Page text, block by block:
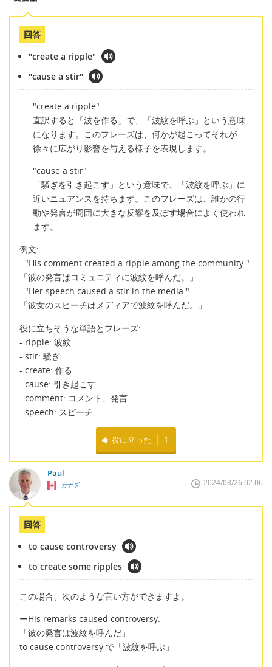
回答
"create a ripple"
"cause a stir"
"create a ripple"
直訳すると「波を作る」で、「波紋を呼ぶ」という意味
になります。このフレーズは、何かが起こってそれが
徐々に広がり影響を与える様子を表現します。
"cause a stir"
「騒ぎを引き起こす」という意味で、「波紋を呼ぶ」に
近いニュアンスを持ちます。このフレーズは、誰かの行
動や発言が周囲に大きな反響を及ぼす場合によく使われ
ます。
例文:
- "His comment created a ripple among the community."
「彼の発言はコミュニティに波紋を呼んだ。」
- "Her speech caused a stir in the media."
「彼女のスピーチはメディアで波紋を呼んだ。」
役に立ちそうな単語とフレーズ:
- ripple: 波紋
- stir: 騒ぎ
- create: 作る
- cause: 引き起こす
- comment: コメント、発言
- speech: スピーチ
役に立った 1
Paul
カナダ 2024/08/26 02:06
回答
to cause controversy
to create some ripples
この場合、次のような言い方ができますよ。
ーHis remarks caused controversy.
「彼の発言は波紋を呼んだ」
to cause controversy で「波紋を呼ぶ」